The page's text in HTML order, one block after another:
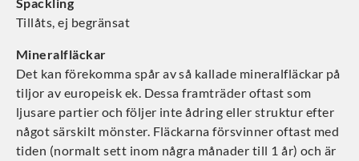
Tillåts, ej begränsat
Mineralfläckar
Det kan förekomma spår av så kallade mineralfläckar på
tiljor av europeisk ek. Dessa framträder oftast som
ljusare partier och följer inte ådring eller struktur efter
något särskilt mönster. Fläckarna försvinner oftast med
tiden (normalt sett inom några månader till 1 år) och är